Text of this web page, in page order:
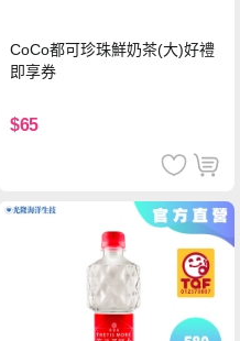
CoCo都可珍珠鮮奶茶(大)好禮
即享券
$65